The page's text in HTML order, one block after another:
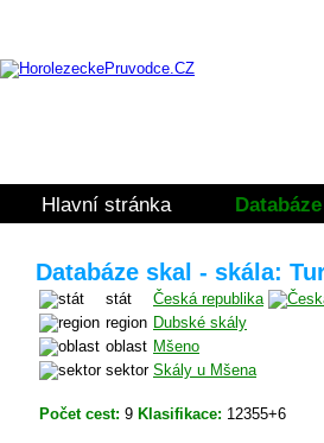
Hlavní stránka
Databáze skal - skála:
stát
Česká republika
region Dubské skály
oblast Mšeno
sektor Skály u Mšena
Počet cest: 9 Klasifikace: 12355+6